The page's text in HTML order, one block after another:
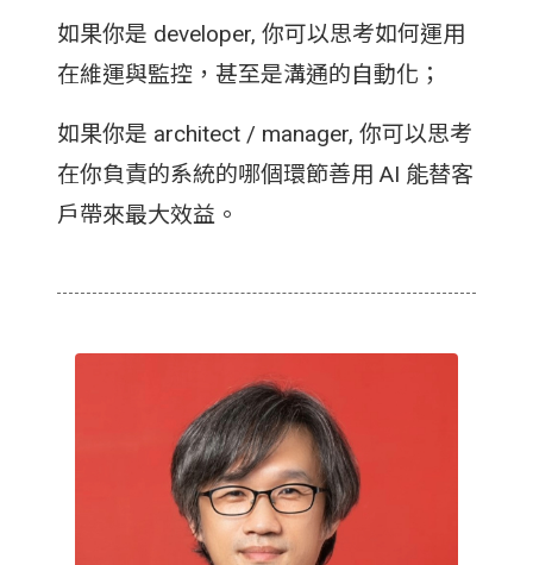
如果你是 developer, 你可以思考如何運用
在維運與監控，甚至是溝通的自動化；
如果你是 architect / manager, 你可以思考
在你負責的系統的哪個環節善用 AI 能替客
戶帶來最大效益。